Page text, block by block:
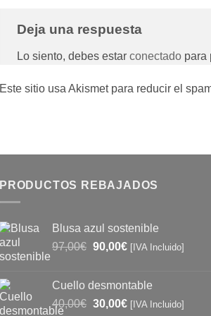
Deja una respuesta
Lo siento, debes estar conectado para
Este sitio usa Akismet para reducir el
PRODUCTOS REBAJADOS
Blusa azul sostenible
97,00€ El
era:
97,00€.
90,00€El
es:
90,00€.
[IVA Incluido]
Cuello desmontable
40,00€ El
30,00€El[IVA Incluido]